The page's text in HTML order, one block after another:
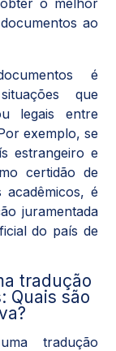
ao
é
que
legais entre
exemplo, se
estrangeiro e
certidão de
acadêmicos, é
juramentada
do país de
tradução
Quais são
tradução